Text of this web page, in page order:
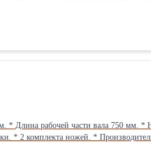
возможна продажа с НДС
* 2 комплекта ножей. *
кг. Можно подключить и